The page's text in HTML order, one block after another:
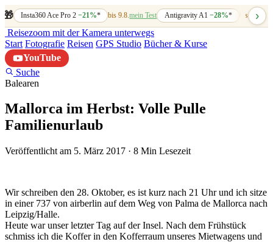
🎁 Insta360 Ace Pro 2−21%* bis 9.8.mein Test Antigravity A1 −28%* bis 7.8.
›
Reisezoom mit der Kamera unterwegs
Start Fotografie Reisen GPS Studio Bücher & Kurse
YouTube
Suche
Balearen
Mallorca im Herbst: Volle Pulle
Familienurlaub
Veröffentlicht am 5. März 2017 · 8 Min Lesezeit
Wir schreiben den 28. Oktober, es ist kurz nach 21 Uhr und ich sitze
in einer 737 von airberlin auf dem Weg von Palma de Mallorca nach
Leipzig/Halle.
Heute war unser letzter Tag auf der Insel. Nach dem Frühstück
schmiss ich die Koffer in den Kofferraum unseres Mietwagens und